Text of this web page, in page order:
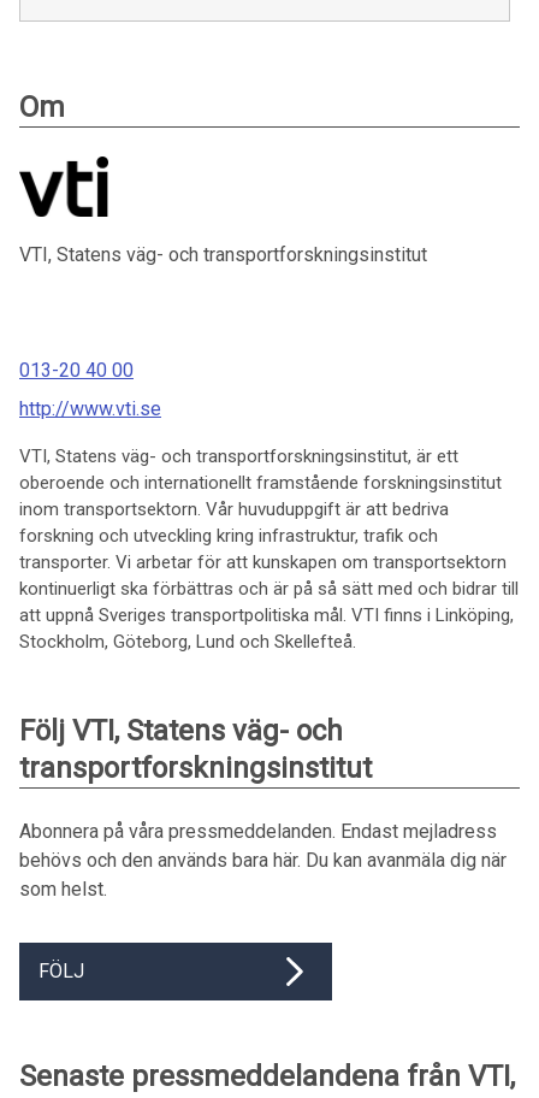
Om
VTI, Statens väg- och transportforskningsinstitut
013-20 40 00
http://www.vti.se
VTI, Statens väg- och transportforskningsinstitut, är ett
oberoende och internationellt framstående forskningsinstitut
inom transportsektorn. Vår huvuduppgift är att bedriva
forskning och utveckling kring infrastruktur, trafik och
transporter. Vi arbetar för att kunskapen om transportsektorn
kontinuerligt ska förbättras och är på så sätt med och bidrar till
att uppnå Sveriges transportpolitiska mål. VTI finns i Linköping,
Stockholm, Göteborg, Lund och Skellefteå.
Följ VTI, Statens väg- och
transportforskningsinstitut
Abonnera på våra pressmeddelanden. Endast mejladress
behövs och den används bara här. Du kan avanmäla dig när
som helst.
FÖLJ
Senaste pressmeddelandena från VTI,